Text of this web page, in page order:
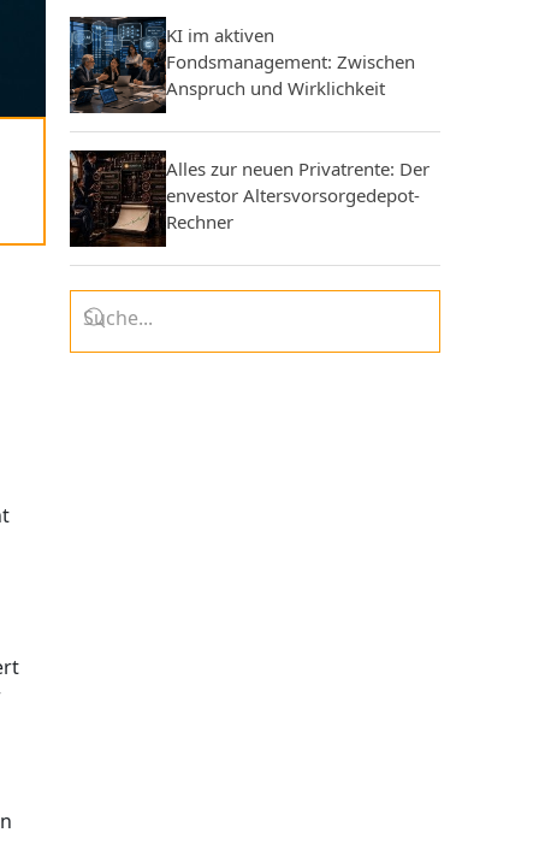
KI im aktiven
Fondsmanagement: Zwischen
Anspruch und Wirklichkeit
Alles zur neuen Privatrente: Der
envestor Altersvorsorgedepot-
Rechner